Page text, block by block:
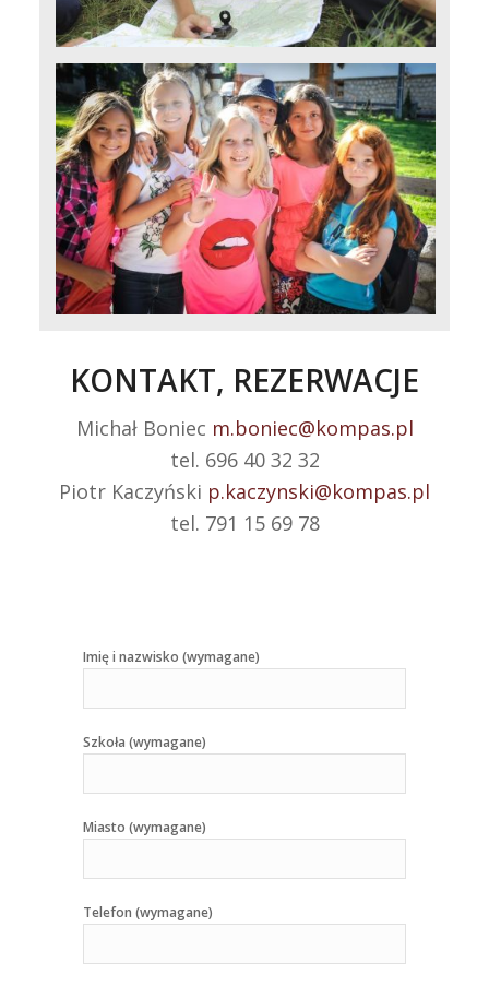
KONTAKT, REZERWACJE
Michał Boniec m.boniec@kompas.pl
tel. 696 40 32 32
Piotr Kaczyński p.kaczynski@kompas.pl
tel. 791 15 69 78
Imię i nazwisko (wymagane)
Szkoła (wymagane)
Miasto (wymagane)
Telefon (wymagane)